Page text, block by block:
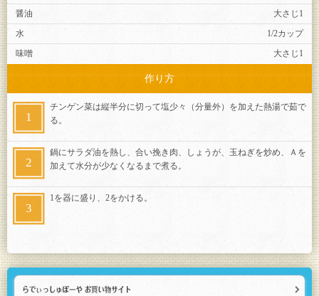
醤油
大さじ1
水
1/2カップ
味噌
大さじ1
作り方
チンゲン菜は縦半分に切って塩少々（分量外）を加えた熱湯で茹で
る。
鍋にサラダ油を熱し、合い挽き肉、しょうが、玉ねぎを炒め、Ａを
加えて水分が少なくなるまで煮る。
1を器に盛り、2をかける。